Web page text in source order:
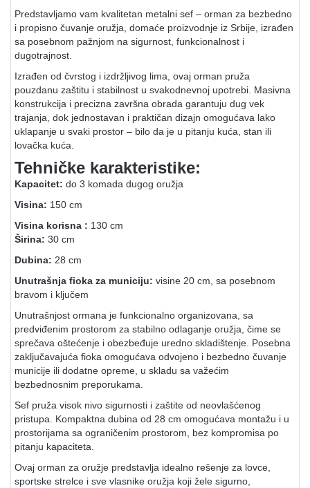
Predstavljamo vam kvalitetan metalni sef – orman za bezbedno
i propisno čuvanje oružja, domaće proizvodnje iz Srbije, izrađen
sa posebnom pažnjom na sigurnost, funkcionalnost i
dugotrajnost.
Izrađen od čvrstog i izdržljivog lima, ovaj orman pruža
pouzdanu zaštitu i stabilnost u svakodnevnoj upotrebi. Masivna
konstrukcija i precizna završna obrada garantuju dug vek
trajanja, dok jednostavan i praktičan dizajn omogućava lako
uklapanje u svaki prostor – bilo da je u pitanju kuća, stan ili
lovačka kuća.
Tehničke karakteristike:
Kapacitet: do 3 komada dugog oružja
Visina: 150 cm
Visina korisna : 130 cm
Širina: 30 cm
Dubina: 28 cm
Unutrašnja fioka za municiju: visine 20 cm, sa posebnom
bravom i ključem
Unutrašnjost ormana je funkcionalno organizovana, sa
predviđenim prostorom za stabilno odlaganje oružja, čime se
sprečava oštećenje i obezbeđuje uredno skladištenje. Posebna
zaključavajuća fioka omogućava odvojeno i bezbedno čuvanje
municije ili dodatne opreme, u skladu sa važećim
bezbednosnim preporukama.
Sef pruža visok nivo sigurnosti i zaštite od neovlašćenog
pristupa. Kompaktna dubina od 28 cm omogućava montažu i u
prostorijama sa ograničenim prostorom, bez kompromisa po
pitanju kapaciteta.
Ovaj orman za oružje predstavlja idealno rešenje za lovce,
sportske strelce i sve vlasnike oružja koji žele sigurno,